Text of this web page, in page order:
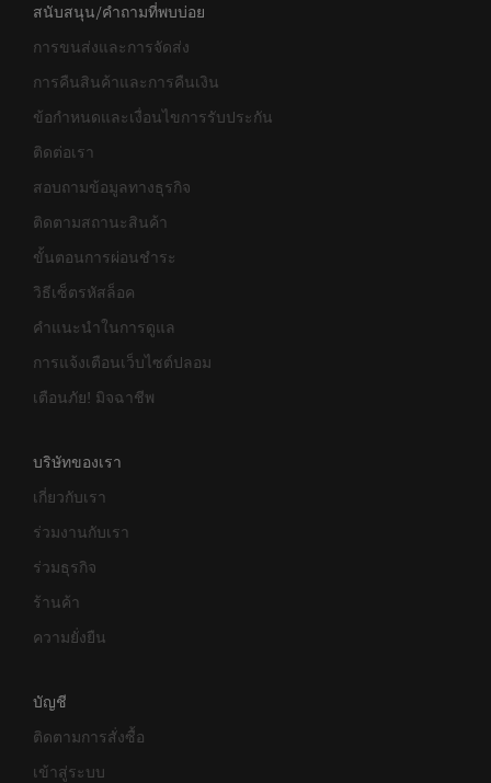
สนับสนุน/คำถามที่พบบ่อย
การขนส่งและการจัดส่ง
การคืนสินค้าและการคืนเงิน
ข้อกำหนดและเงื่อนไขการรับประกัน
ติดต่อเรา
สอบถามข้อมูลทางธุรกิจ
ติดตามสถานะสินค้า
ขั้นตอนการผ่อนชำระ
วิธีเซ็ตรหัสล็อค
คำแนะนำในการดูแล
การแจ้งเตือนเว็บไซต์ปลอม
เตือนภัย! มิจฉาชีพ
บริษัทของเรา
เกี่ยวกับเรา
ร่วมงานกับเรา
ร่วมธุรกิจ
ร้านค้า
ความยั่งยืน
บัญชี
ติดตามการสั่งซื้อ
เข้าสู่ระบบ